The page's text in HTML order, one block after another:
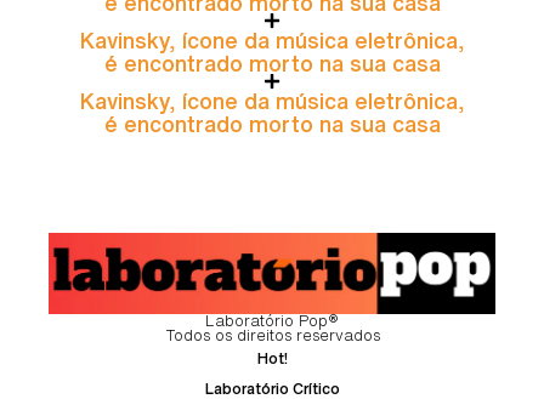
Kavinsky, ícone da música eletrônica,
é encontrado morto na sua casa
Kavinsky, ícone da música eletrônica,
é encontrado morto na sua casa
Laboratório Pop®
Todos os direitos reservados
Hot!
Laboratório Crítico